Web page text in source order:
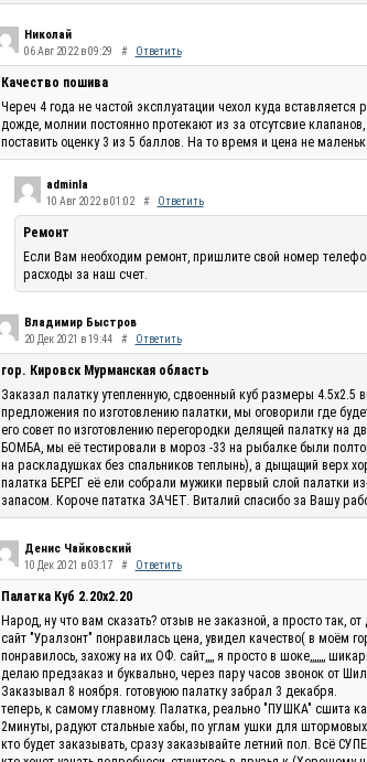
Николай
06 Авг 2022 в 09:29 # Ответить
Качество пошива
Череч 4 года не частой эксплуатации чехол куда
дожде, молнии постоянно протекают из за отсутсвие
поставить оценку 3 из 5 баллов. На то время и цена не
adminla
10 Авг 2022 в 01:02 # Ответить
Ремонт
Если Вам необходим ремонт, пришлите свой номер
расходы за наш счет.
Владимир Быстров
20 Дек 2021 в 19:44 # Ответить
гор. Кировск Мурманская область
Заказал палатку утепленную, сдвоенный куб размеры
предложения по изготовлению палатки, мы оговорили где
его совет по изготовлению перегородки делящей палатку на
БОМБА, мы её тестировали в мороз -33 на рыбалке были
на раскладушках без спальников теплынь), а дыщащий верх
палатка БЕРЕГ её ели собрали мужики первый слой палатки
запасом. Короче пататка ЗАЧЕТ. Виталий спасибо за Вашу
Денис Чайковский
10 Дек 2021 в 03:17 # Ответить
Палатка Куб 2.20x2.20
Народ, ну что вам сказать? отзыв не заказной, а просто
сайт "Уралзонт" понравилась цена, увидел качество( в моём
понравилось, захожу на их ОФ. сайт,,,, я просто в шоке,,,,,,,
делаю предзаказ и буквально, через пару часов звонок от
Заказывал 8 ноября. готовуюю палатку забрал 3 декабря.
теперь, к самому главному. Палатка, реально "ПУШКА" сшита
2минуты, радуют стальные хабы, по углам ушки для
кто будет заказывать, сразу заказывайте летний пол. Всё